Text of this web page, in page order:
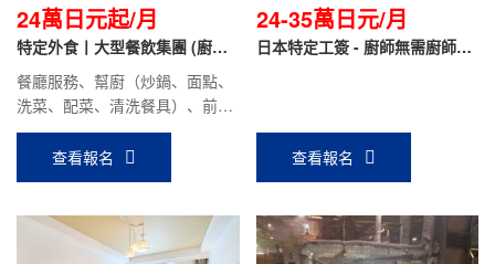
24萬日元起/月
特定外食丨大型餐飲集團 (廚師/
餐廳服務、幫廚（炒鍋、面點、
洗菜、配菜、清洗餐具）、前廳
服務。保底月工資：24萬日元
~（含住房補貼）；面點、炒鍋
技術好的更高，面試時面議。
查看報名
24-35萬日元/月
日本特定工簽 - 廚師無需廚師證
查看報名